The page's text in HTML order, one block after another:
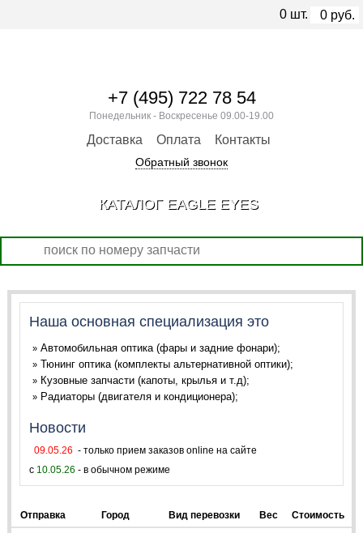
Наша основная специализация это
»Автомобильная оптика (фары и задние фонари);
»Тюнинг оптика (комплекты альтернативной оптики);
»Кузовные запчасти (капоты, крылья и т.д);
»Радиаторы (двигателя и кондиционера);
Новости
09.05.26 - только прием заказов online на сайте
с 10.05.26 - в обычном режиме
Отправка Город Вид перевозки Вес Стоимость
+7 (495) 722 78 54
Понедельник - Воскресенье 09.00-19.00
Доставка Оплата Контакты
Обратный звонок
0 шт. 0 руб.
КАТАЛОГ EAGLE EYES